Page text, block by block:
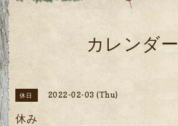
カレンダー
休日 2022-02-03 (Thu)
休み